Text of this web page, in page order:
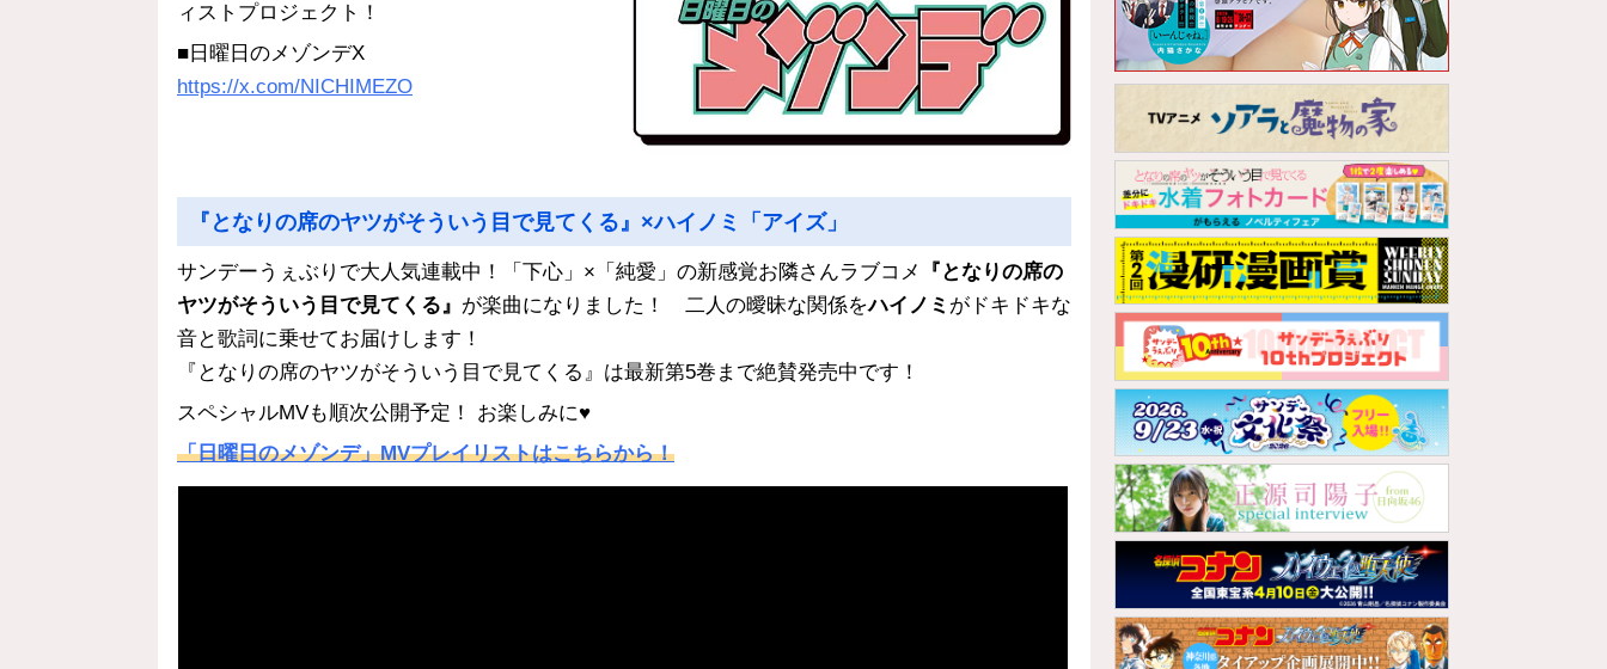
ィストプロジェクト！
■日曜日のメゾンデX
https://x.com/NICHIMEZO
『となりの席のヤツがそういう目で見てくる』×ハイノミ「アイズ」
サンデーうぇぶりで大人気連載中！「下心」×「純愛」の新感覚お隣さんラブコメ
『となりの席の
ヤツがそういう目で見てくる』 が楽曲になりました！ 二人の曖昧な関係をハイノミ がドキドキな
音と歌詞に乗せてお届けします！
『となりの席のヤツがそういう目で見てくる』は最新第5巻まで絶賛発売中です！
スペシャルMVも順次公開予定！ お楽しみに♥
「日曜日のメゾンデ」MVプレイリストはこちらから！